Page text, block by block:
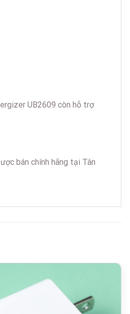
UB2609 còn hỗ trợ
bán chính hãng tại Tân